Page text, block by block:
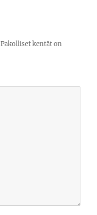
Pakolliset kentät on